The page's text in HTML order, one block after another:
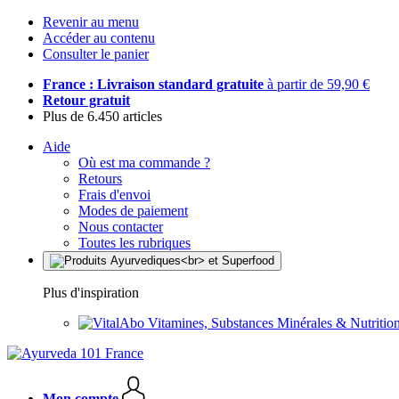
Revenir au menu
Accéder au contenu
Consulter le panier
France : Livraison standard gratuite à partir de 59,90 €
Retour gratuit
Plus de 6.450 articles
Aide
Où est ma commande ?
Retours
Frais d'envoi
Modes de paiement
Nous contacter
Toutes les rubriques
Plus d'inspiration
Vitamines, Substances Minérales &